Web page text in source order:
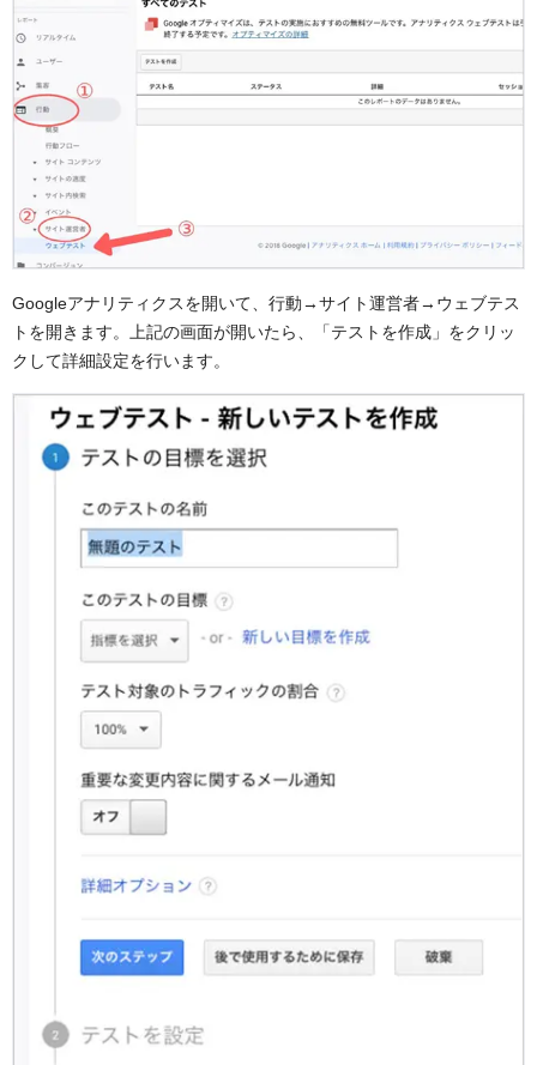
Googleアナリティクスを開いて、行動→サイト運営者→ウェブテス
トを開きます。上記の画面が開いたら、「テストを作成」をクリッ
クして詳細設定を行います。